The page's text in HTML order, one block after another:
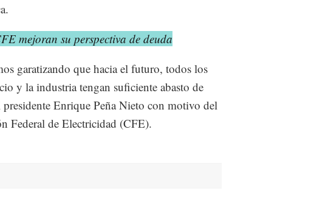
mejoran su perspectiva de deuda
garatizando que hacia el futuro, todos los
y la industria tengan suficiente abasto de
presidente Enrique Peña Nieto con motivo del
Federal de Electricidad (CFE).